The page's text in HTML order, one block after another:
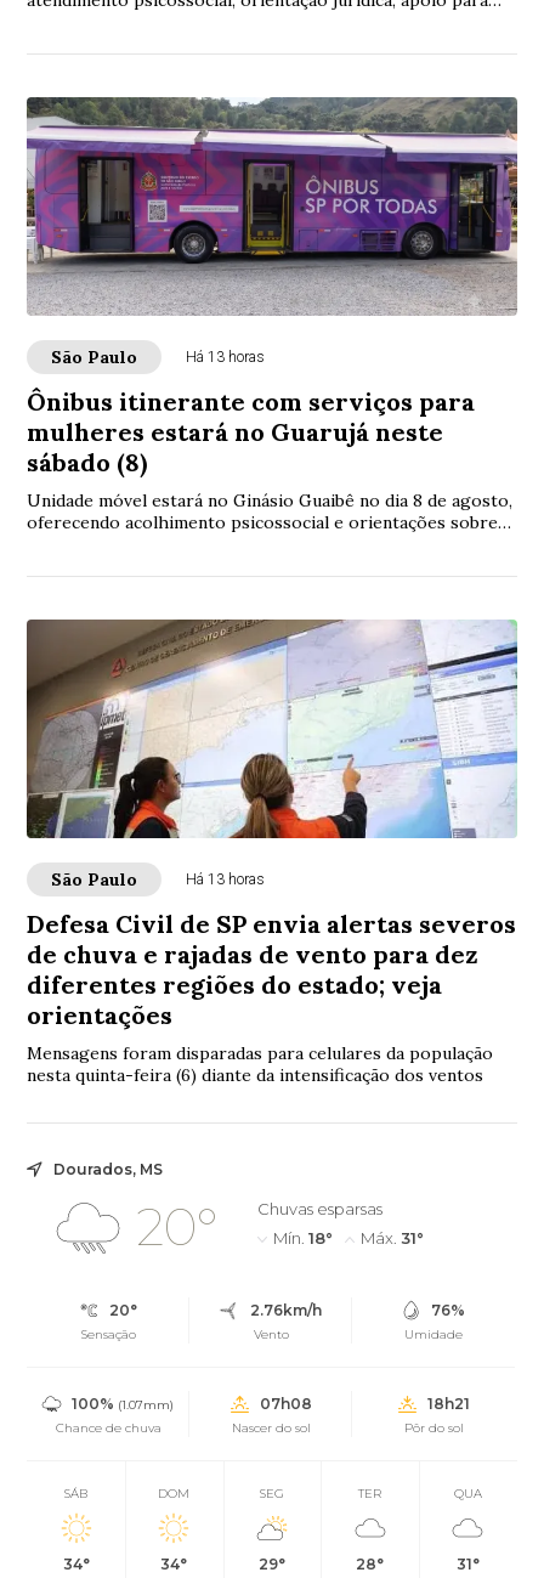
São Paulo Há 13 horas
Ônibus itinerante com serviços para
mulheres estará no Guarujá neste
sábado (8)
Unidade móvel estará no Ginásio Guaibê no dia 8 de agosto,
oferecendo acolhimento psicossocial e orientações sobre
São Paulo Há 13 horas
Defesa Civil de SP envia alertas severos
de chuva e rajadas de vento para dez
diferentes regiões do estado; veja
orientações
Mensagens foram disparadas para celulares da população
nesta quinta-feira (6) diante da intensificação dos ventos
Dourados, MS
20°
Chuvas esparsas
Mín. 18° Máx. 31°
20°
Sensação
2.76km/h
Vento
76%
Umidade
100% (1.07mm)
Chance de chuva
07h08
Nascer do sol
18h21
Pôr do sol
SÁB
34°
DOM
34°
SEG
29°
TER
28°
QUA
31°